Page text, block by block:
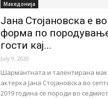
Македонија
Јана Стојановска е
форма по
гости кај...
July 9, 2020
Шармантната и талентирана
актерка Јана Стојановска во
2019 година се породи во